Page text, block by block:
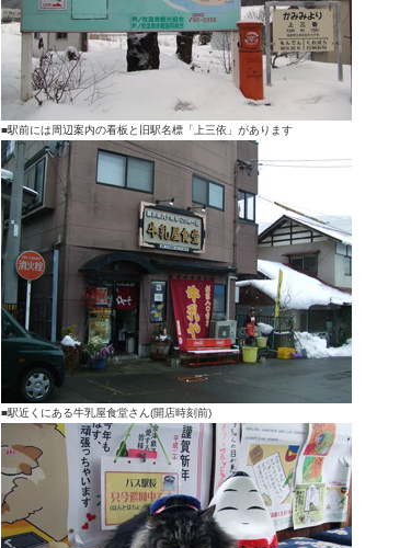
■駅前には周辺案内の看板と旧駅名標「上三依」があります
■駅近くにある牛乳屋食堂さん(開店時刻前)